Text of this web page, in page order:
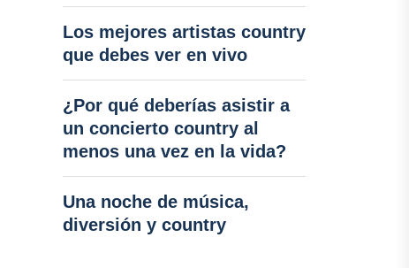
Los mejores artistas country
que debes ver en vivo
¿Por qué deberías asistir a
un concierto country al
menos una vez en la vida?
Una noche de música,
diversión y country